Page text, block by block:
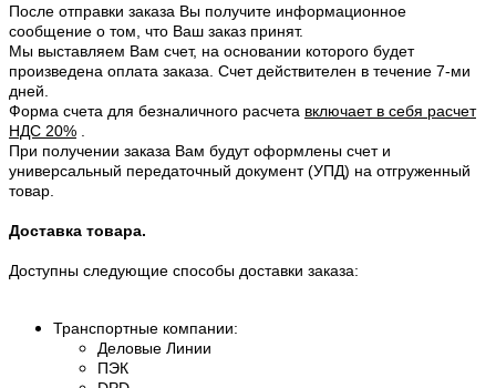
После отправки заказа Вы получите информационное
сообщение о том, что Ваш заказ принят.
Мы выставляем Вам счет, на основании которого будет
произведена оплата заказа. Счет действителен в течение 7-ми
дней.
Форма счета для безналичного расчета включает в себя расчет
НДС 20%
При получении заказа Вам будут оформлены счет и
универсальный передаточный документ (УПД) на отгруженный
товар.
Доставка товара.
Доступны следующие способы доставки заказа:
Транспортные компании:
Деловые Линии
ПЭК